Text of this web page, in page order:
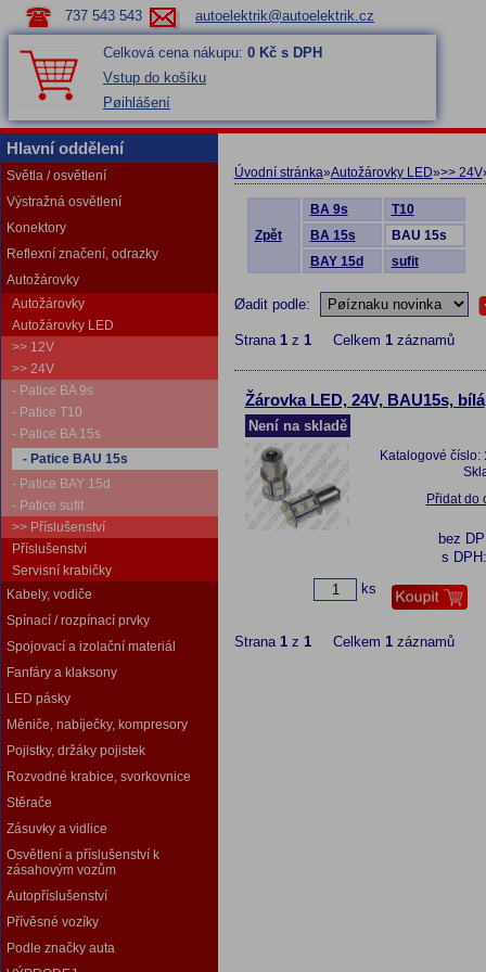
737 543 543 autoelektrik@autoelektrik.cz
Celková cena nákupu: 0 Kč s DPH
Vstup do košíku
Pøihlášení
Hlavní oddělení
Světla / osvětlení
Výstražná osvětlení
Konektory
Reflexní značení, odrazky
Autožárovky
Autožárovky
Autožárovky LED
>> 12V
>> 24V
- Patice BA 9s
- Patice T10
- Patice BA 15s
- Patice BAU 15s
- Patice BAY 15d
- Patice sufit
>> Příslušenství
Příslušenství
Servisní krabičky
Kabely, vodiče
Spínací / rozpínací prvky
Spojovací a izolační materiál
Fanfáry a klaksony
LED pásky
Měniče, nabíječky, kompresory
Pojistky, držáky pojistek
Rozvodné krabice, svorkovnice
Stěrače
Zásuvky a vidlice
Osvětlení a příslušenství k
zásahovým vozům
Autopříslušenství
Přívěsné vozíky
Podle značky auta
Úvodní stránka»Autožárovky LED»>> 24V
Zpět
BA 9s
T10
BA 15s
BAU 15s
BAY 15d
sufit
Øadit podle:
Strana 1z 1Celkem 1záznamů
Žárovka LED, 24V, BAU15s, bílá
Není na skladě
Katalogové číslo:
Přidat do
bez
s
ks
Strana 1z 1Celkem 1záznamů